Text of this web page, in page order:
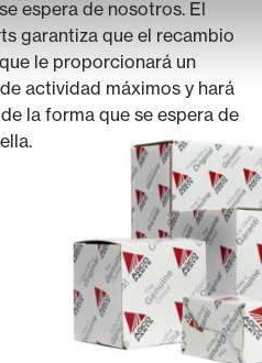
espera de nosotros. El
garantiza que el recambio
le proporcionará un
actividad máximos y hará
la forma que se espera de
ella.